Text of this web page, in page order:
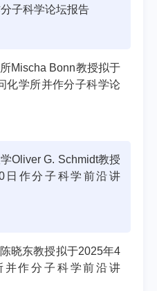
子科学论坛报告
Mischa Bonn教授拟于
化学所并作分子科学论
Oliver G. Schmidt教授
日作分子科学前沿讲
晓东教授拟于2025年4
并作分子科学前沿讲